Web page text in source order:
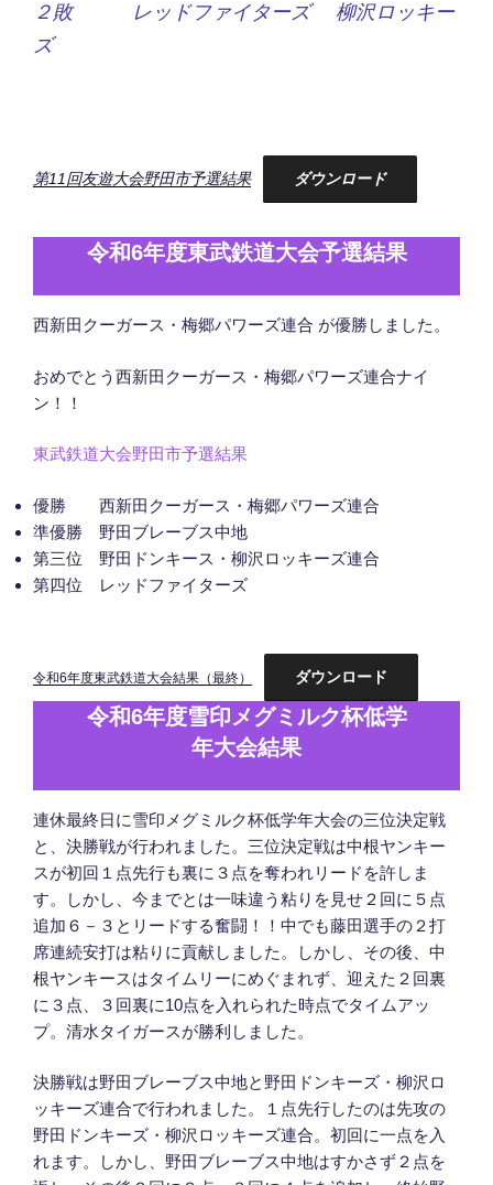
２敗 レッドファイターズ 柳沢ロッキー
ズ
第11回友遊大会野田市予選結果 ダウンロード
令和6年度東武鉄道大会予選結果
西新田クーガース・梅郷パワーズ連合 が優勝しました。
おめでとう西新田クーガース・梅郷パワーズ連合ナイ
ン！！
東武鉄道大会野田市予選結果
優勝 西新田クーガース・梅郷パワーズ連合
準優勝 野田ブレーブス中地
第三位 野田ドンキース・柳沢ロッキーズ連合
第四位 レッドファイターズ
令和6年度東武鉄道大会結果（最終） ダウンロード
令和6年度雪印メグミルク杯低学
年大会結果
連休最終日に雪印メグミルク杯低学年大会の三位決定戦
と、決勝戦が行われました。三位決定戦は中根ヤンキー
スが初回１点先行も裏に３点を奪われリードを許しま
す。しかし、今までとは一味違う粘りを見せ２回に５点
追加６－３とリードする奮闘！！中でも藤田選手の２打
席連続安打は粘りに貢献しました。しかし、その後、中
根ヤンキースはタイムリーにめぐまれず、迎えた２回裏
に３点、３回裏に10点を入れられた時点でタイムアッ
プ。清水タイガースが勝利しました。
決勝戦は野田ブレーブス中地と野田ドンキーズ・柳沢ロ
ッキーズ連合で行われました。１点先行したのは先攻の
野田ドンキーズ・柳沢ロッキーズ連合。初回に一点を入
れます。しかし、野田ブレーブス中地はすかさず２点を